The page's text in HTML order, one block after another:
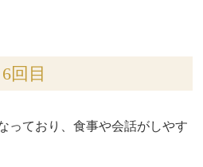
6回目
っており、食事や会話がしやす